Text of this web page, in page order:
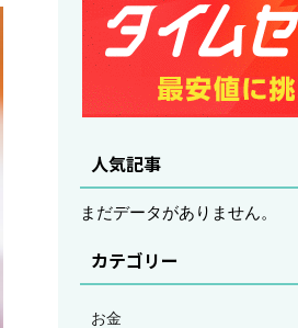
人気記事
まだデータがありません。
カテゴリー
お金